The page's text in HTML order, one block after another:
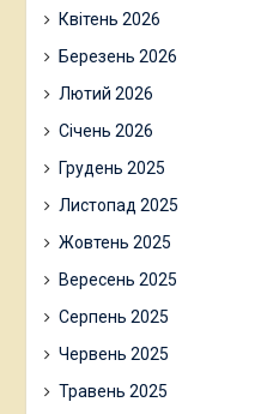
Квітень 2026
Березень 2026
Лютий 2026
Січень 2026
Грудень 2025
Листопад 2025
Жовтень 2025
Вересень 2025
Серпень 2025
Червень 2025
Травень 2025